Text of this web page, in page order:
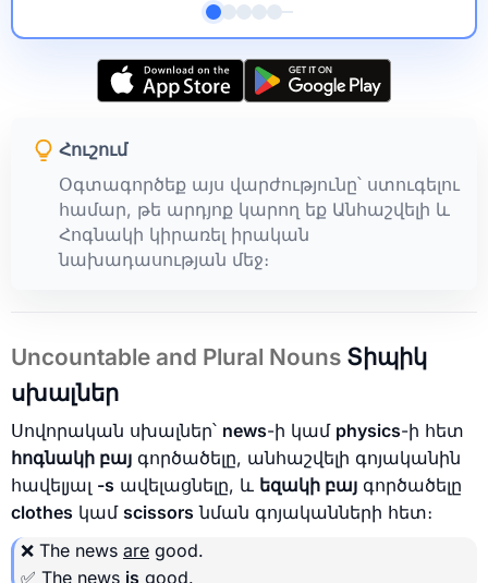
Հուշում
Օգտագործեք այս վարժությունը՝ ստուգելու
համար, թե արդյոք կարող եք Անհաշվելի և
Հոգնակի կիրառել իրական
նախադասության մեջ։
Uncountable and Plural Nouns Տիպիկ
սխալներ
Սովորական սխալներ՝ news-ի կամ physics-ի հետ
հոգնակի բայ գործածելը, անհաշվելի գոյականին
հավելյալ -s ավելացնելը, և եզակի բայ գործածելը
clothes կամ scissors նման գոյականների հետ։
❌ The news are good.
✅ The news is good.